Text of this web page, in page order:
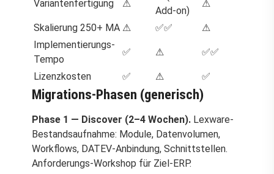
Variantenfertigung ⚠
Add-on)
⚠
Skalierung 250+ MA ⚠ ✅✅
⚠
Implementierungs-
Tempo
✅ ⚠ ✅✅
Lizenzkosten ✅ ⚠ ✅
Migrations-Phasen (generisch)
Phase 1 — Discover (2–4 Wochen). Lexware-
Bestandsaufnahme: Module, Datenvolumen,
Workflows, DATEV-Anbindung, Schnittstellen.
Anforderungs-Workshop für Ziel-ERP.